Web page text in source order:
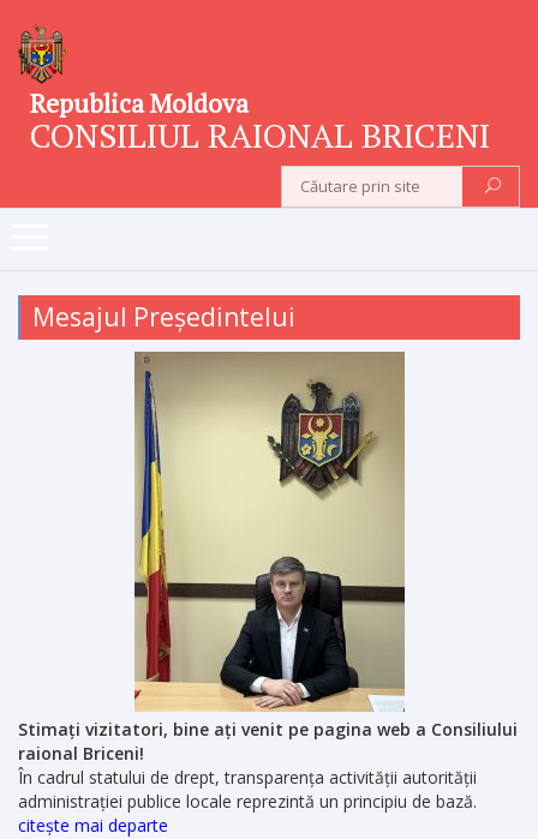
Republica Moldova
CONSILIUL RAIONAL BRICENI
Mesajul Președintelui
Stimați vizitatori, bine ați venit pe pagina web a Consiliului
raional Briceni!
În cadrul statului de drept, transparența activității autorității
administrației publice locale reprezintă un principiu de bază.
citește mai departe